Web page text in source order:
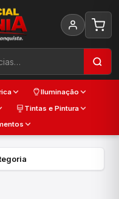
Iluminação
Tintas e Pintura